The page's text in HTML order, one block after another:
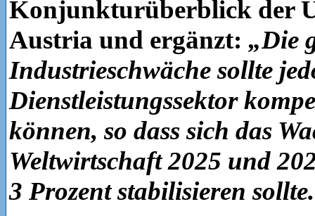
Konjunkturüberblick der
Austria und ergänzt: „Die
Industrieschwäche sollte
Dienstleistungssektor
können, so dass sich das
Weltwirtschaft 2025 und
3 Prozent stabilisieren